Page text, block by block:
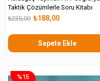
Taktik Çözümlerle Soru Kitabı
₺188,00
₺235,00
Sepete Ekle
%15